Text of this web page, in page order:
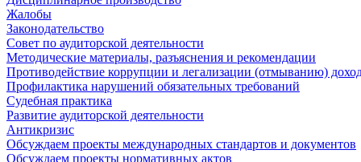
Жалобы
Законодательство
Совет по аудиторской деятельности
Методические материалы, разъяснения и рекомендации
Противодействие коррупции и легализации (отмыванию)
Профилактика нарушений обязательных требований
Судебная практика
Развитие аудиторской деятельности
Антикризис
Обсуждаем проекты международных стандартов и документов
Обсуждаем проекты нормативных актов